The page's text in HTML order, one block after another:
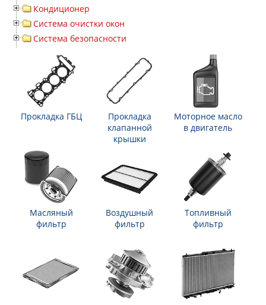
Кондиционер
Система очистки окон
Система безопасности
Прокладка ГБЦ
Прокладка
клапанной
крышки
Моторное масло
в двигатель
Масляный
фильтр
Воздушный
фильтр
Топливный
фильтр